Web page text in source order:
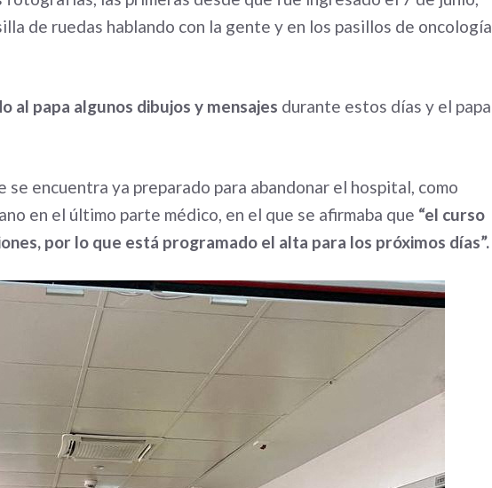
de ruedas hablando con la gente y en los pasillos de oncología
al papa algunos dibujos y mensajes durante estos días y el papa
se encuentra ya preparado para abandonar el hospital, como
en el último parte médico, en el que se afirmaba que “el curso
por lo que está programado el alta para los próximos días”.